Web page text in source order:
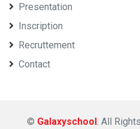
Presentation
Inscription
Recruttement
Contact
© Galaxyschool. All